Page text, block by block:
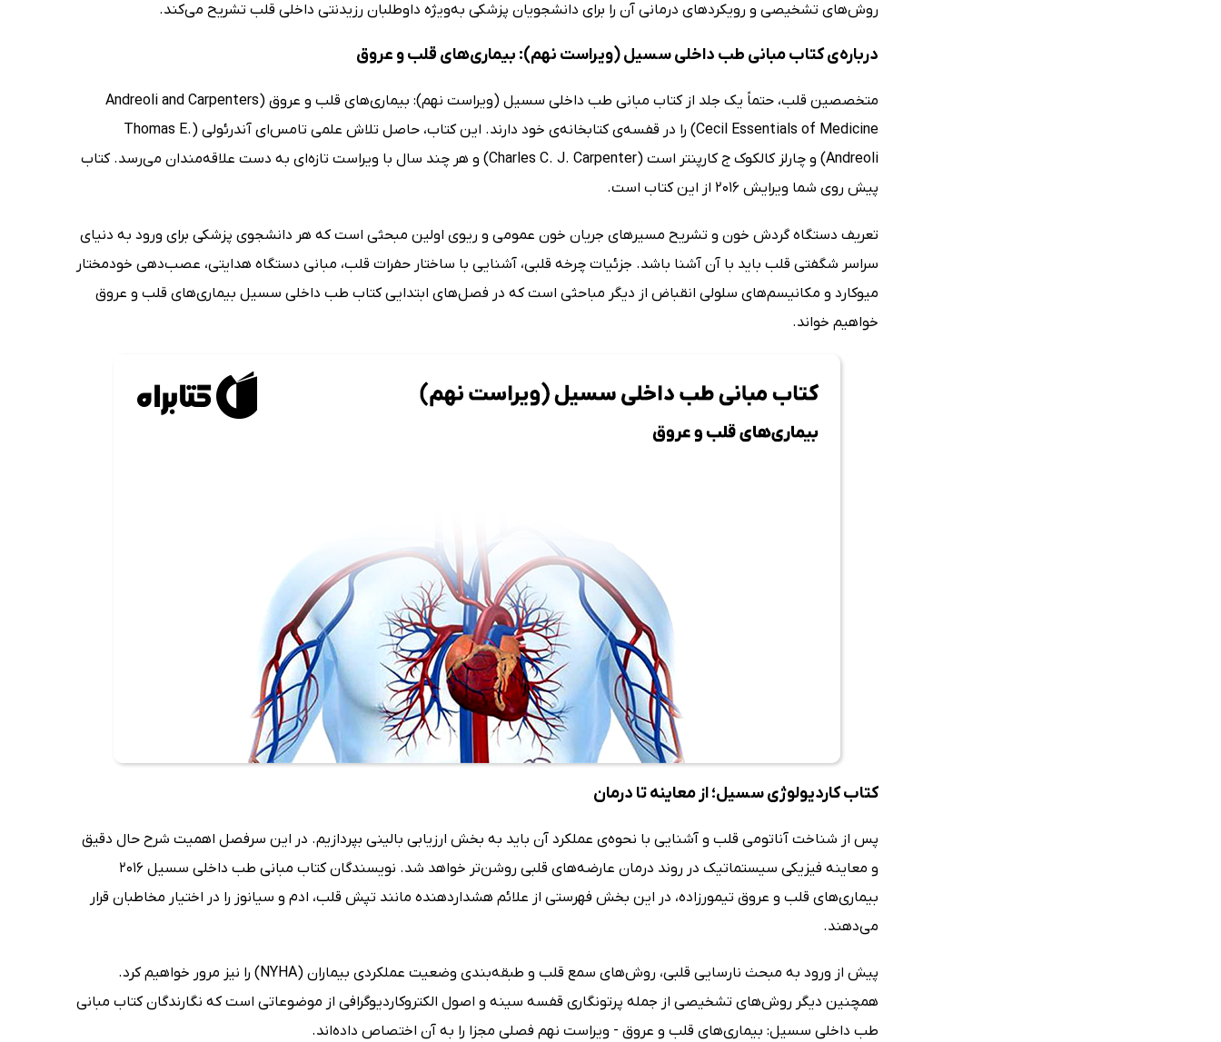
روش‌های تشخیصی و رویکردهای درمانی آن را برای دانشجویان پزشکی به‌ویژه داوطلبان رزیدنتی داخلی قلب تشریح می‌کند.
درباره‌ی کتاب مبانی طب داخلی سسیل (ویراست نهم): بیماری‌های قلب و عروق
متخصصین قلب، حتماً یک جلد از کتاب مبانی طب داخلی سسیل (ویراست نهم): بیماری‌های قلب و عروق (Andreoli and Carpenters
Cecil Essentials of Medicine) را در قفسه‌ی کتابخانه‌ی خود دارند. این کتاب، حاصل تلاش علمی تامس‌ای آندرئولی (Thomas E.
Andreoli) و چارلز کالکوک ج کارپنتر است (Charles C. J. Carpenter) و هر چند سال با ویراست تازه‌ای به دست علاقه‌مندان می‌رسد. کتاب
پیش روی شما ویرایش 2016 از این کتاب است.
تعریف دستگاه گردش خون و تشریح مسیرهای جریان خون عمومی و ریوی اولین مبحثی است که هر دانشجوی پزشکی برای ورود به دنیای
سراسر شگفتی قلب باید با آن آشنا باشد. جزئیات چرخه قلبی، آشنایی با ساختار حفرات قلب، مبانی دستگاه هدایتی، عصب‌دهی خودمختار
میوکارد و مکانیسم‌های سلولی انقباض از دیگر مباحثی است که در فصل‌های ابتدایی کتاب طب داخلی سسیل بیماری‌های قلب و عروق
خواهیم خواند.
کتاب کاردیولوژی سسیل؛ از معاینه تا درمان
پس از شناخت آناتومی قلب و آشنایی با نحوه‌ی عملکرد آن باید به بخش ارزیابی بالینی بپردازیم. در این سرفصل اهمیت شرح حال دقیق
و معاینه فیزیکی سیستماتیک در روند درمان عارضه‌های قلبی روشن‌تر خواهد شد. نویسندگان کتاب مبانی طب داخلی سسیل 2016
بیماری‌های قلب و عروق تیمورزاده، در این بخش فهرستی از علائم هشداردهنده مانند تپش قلب، ادم و سیانوز را در اختیار مخاطبان قرار
می‌دهند.
پیش از ورود به مبحث نارسایی قلبی، روش‌های سمع قلب و طبقه‌بندی وضعیت عملکردی بیماران (NYHA) را نیز مرور خواهیم کرد.
همچنین دیگر روش‌های تشخیصی از جمله پرتونگاری قفسه سینه و اصول الکتروکاردیوگرافی از موضوعاتی است که نگارندگان کتاب مبانی
طب داخلی سسیل: بیماری‌های قلب و عروق - ویراست نهم فصلی مجزا را به آن اختصاص داده‌اند.